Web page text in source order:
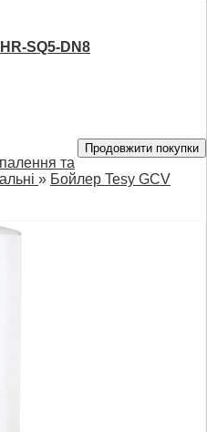
SQ5-DN8
Продовжити покупки
та
» Бойлер Tesy GCV